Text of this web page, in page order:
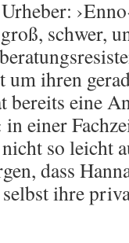
schwer,
ihren
bereits eine
in einer
so leicht
dass
ihre